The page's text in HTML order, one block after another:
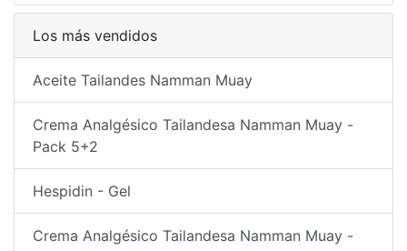
Los más vendidos
Aceite Tailandes Namman Muay
Crema Analgésico Tailandesa Namman Muay -
Pack 5+2
Hespidin - Gel
Crema Analgésico Tailandesa Namman Muay -